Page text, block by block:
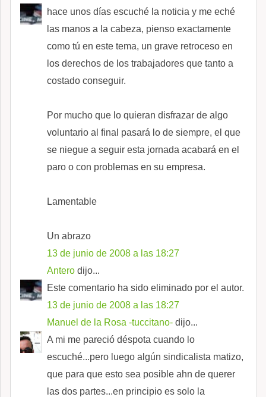
hace unos días escuché la noticia y me eché
las manos a la cabeza, pienso exactamente
como tú en este tema, un grave retroceso en
los derechos de los trabajadores que tanto a
costado conseguir.
Por mucho que lo quieran disfrazar de algo
voluntario al final pasará lo de siempre, el que
se niegue a seguir esta jornada acabará en el
paro o con problemas en su empresa.
Lamentable
Un abrazo
13 de junio de 2008 a las 18:27
Antero dijo...
Este comentario ha sido eliminado por el autor.
13 de junio de 2008 a las 18:27
Manuel de la Rosa -tuccitano- dijo...
A mi me pareció déspota cuando lo
escuché...pero luego algún sindicalista matizo,
que para que esto sea posible ahn de querer
las dos partes...en principio es solo la